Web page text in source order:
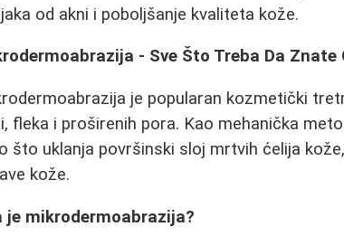
od akni i poboljšanje kvaliteta kože.
- Sve Što Treba Da Znate
je popularan kozmetički
fleka i proširenih pora. Kao mehanička
što uklanja površinski sloj mrtvih ćelija
kože.
je mikrodermoabrazija?